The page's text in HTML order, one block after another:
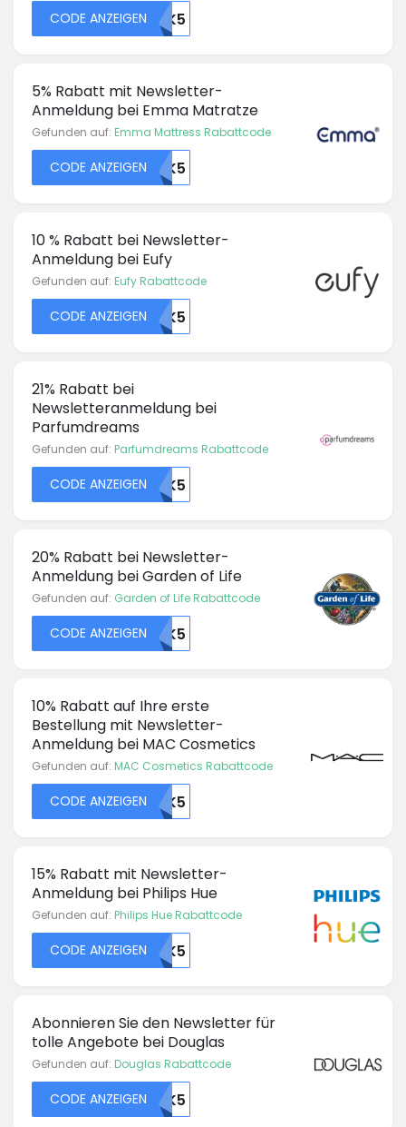
CODE ANZEIGEN
48407OTK5
5% Rabatt mit Newsletter-
Anmeldung bei Emma Matratze
Gefunden auf: Emma Mattress Rabattcode
CODE ANZEIGEN48411OTK5
10 % Rabatt bei Newsletter-
Anmeldung bei Eufy
Gefunden auf: Eufy Rabattcode
CODE ANZEIGEN
48415OTK5
21% Rabatt bei
Newsletteranmeldung bei
Parfumdreams
Gefunden auf: Parfumdreams Rabattcode
CODE ANZEIGEN
48421OTK5
20% Rabatt bei Newsletter-
Anmeldung bei Garden of Life
Gefunden auf: Garden of Life Rabattcode
CODE ANZEIGEN
48377OTK5
10% Rabatt auf Ihre erste
Bestellung mit Newsletter-
Anmeldung bei MAC Cosmetics
Gefunden auf: MAC Cosmetics Rabattcode
CODE ANZEIGEN
48382OTK5
15% Rabatt mit Newsletter-
Anmeldung bei Philips Hue
Gefunden auf: Philips Hue Rabattcode
CODE ANZEIGEN
48390OTK5
Abonnieren Sie den Newsletter für
tolle Angebote bei Douglas
Gefunden auf: Douglas Rabattcode
CODE ANZEIGEN
48350OTK5